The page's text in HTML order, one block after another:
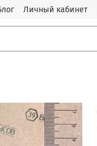
Личный кабинет